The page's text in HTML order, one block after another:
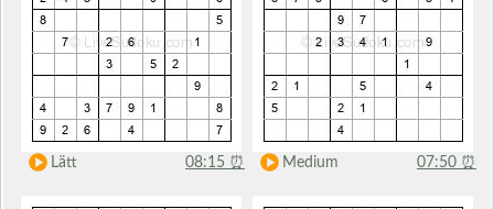
Lätt 08:15 ⏰ Medium 07:50 ⏰